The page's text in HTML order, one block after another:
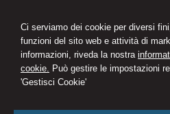
Ci serviamo dei cookie per diversi
funzioni del sito web e attività di
informazioni, riveda la nostra
cookie. Può gestire le impostazioni
'Gestisci Cookie'